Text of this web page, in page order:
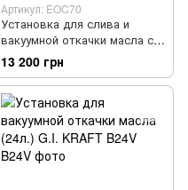
Артикул: EOC70
Установка для слива и
вакуумной откачки масла с
мерной колбой (70л.)
LAUNCH EOC70
13 200 грн